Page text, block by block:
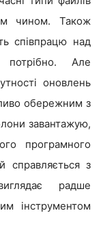
чином. Також
співпрацю над
потрібно. Але
оновлень
обережним з
завантажую,
програмного
справляється з
радше
інструментом